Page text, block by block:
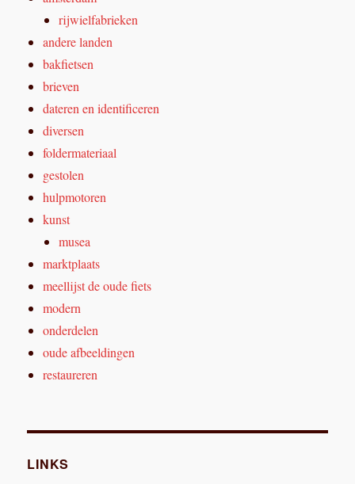
rijwielfabrieken
andere landen
bakfietsen
brieven
dateren en identificeren
diversen
foldermateriaal
gestolen
hulpmotoren
kunst
musea
marktplaats
meellijst de oude fiets
modern
onderdelen
oude afbeeldingen
restaureren
LINKS